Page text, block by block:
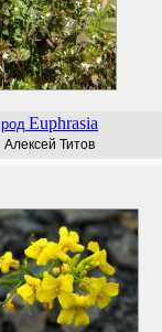
род Euphrasia
Алексей Титов